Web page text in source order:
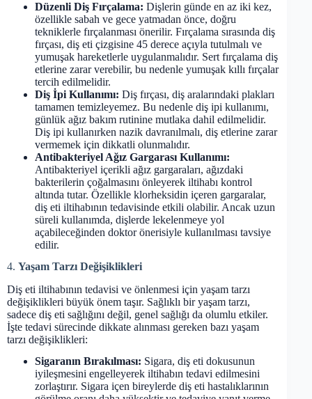
Düzenli Diş Fırçalama: Dişlerin günde en az iki kez,
özellikle sabah ve gece yatmadan önce, doğru
tekniklerle fırçalanması önerilir. Fırçalama sırasında diş
fırçası, diş eti çizgisine 45 derece açıyla tutulmalı ve
yumuşak hareketlerle uygulanmalıdır. Sert fırçalama diş
etlerine zarar verebilir, bu nedenle yumuşak kıllı fırçalar
tercih edilmelidir.
Diş İpi Kullanımı: Diş fırçası, diş aralarındaki plakları
tamamen temizleyemez. Bu nedenle diş ipi kullanımı,
günlük ağız bakım rutinine mutlaka dahil edilmelidir.
Diş ipi kullanırken nazik davranılmalı, diş etlerine zarar
vermemek için dikkatli olunmalıdır.
Antibakteriyel Ağız Gargarası Kullanımı:
Antibakteriyel içerikli ağız gargaraları, ağızdaki
bakterilerin çoğalmasını önleyerek iltihabı kontrol
altında tutar. Özellikle klorheksidin içeren gargaralar,
diş eti iltihabının tedavisinde etkili olabilir. Ancak uzun
süreli kullanımda, dişlerde lekelenmeye yol
açabileceğinden doktor önerisiyle kullanılması tavsiye
edilir.
4. Yaşam Tarzı Değişiklikleri
Diş eti iltihabının tedavisi ve önlenmesi için yaşam tarzı
değişiklikleri büyük önem taşır. Sağlıklı bir yaşam tarzı,
sadece diş eti sağlığını değil, genel sağlığı da olumlu etkiler.
İşte tedavi sürecinde dikkate alınması gereken bazı yaşam
tarzı değişiklikleri:
Sigaranın Bırakılması: Sigara, diş eti dokusunun
iyileşmesini engelleyerek iltihabın tedavi edilmesini
zorlaştırır. Sigara içen bireylerde diş eti hastalıklarının